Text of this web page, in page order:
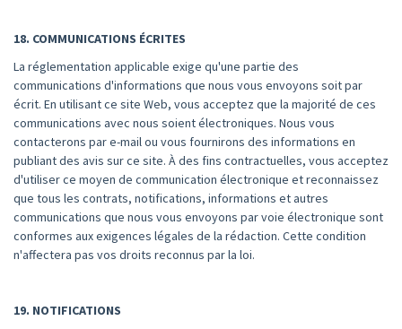
18. COMMUNICATIONS ÉCRITES
La réglementation applicable exige qu'une partie des
communications d'informations que nous vous envoyons soit par
écrit. En utilisant ce site Web, vous acceptez que la majorité de ces
communications avec nous soient électroniques. Nous vous
contacterons par e-mail ou vous fournirons des informations en
publiant des avis sur ce site. À des fins contractuelles, vous acceptez
d'utiliser ce moyen de communication électronique et reconnaissez
que tous les contrats, notifications, informations et autres
communications que nous vous envoyons par voie électronique sont
conformes aux exigences légales de la rédaction. Cette condition
n'affectera pas vos droits reconnus par la loi.
19. NOTIFICATIONS